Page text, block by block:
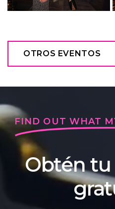
OTROS EVENTOS
FIND OUT WHAT
Obtén